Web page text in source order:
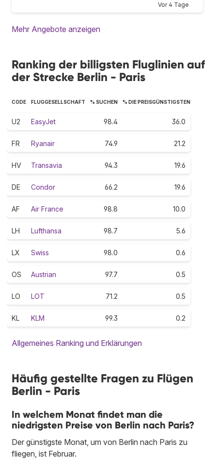
Vor 4 Tage
Mehr Angebote anzeigen
Ranking der billigsten Fluglinien auf
der Strecke Berlin - Paris
CODE FLUGGESELLSCHAFT % SUCHEN % DIE PREISGÜNSTIGSTEN
U2 EasyJet 98.4 36.0
FR Ryanair 74.9 21.2
HV Transavia 94.3 19.6
DE Condor 66.2 19.6
AF Air France 98.8 10.0
LH Lufthansa 98.7 5.6
LX Swiss 98.0 0.6
OS Austrian 97.7 0.5
LO LOT 71.2 0.5
KL KLM 99.3 0.2
Allgemeines Ranking und Erklärungen
Häufig gestellte Fragen zu Flügen
Berlin - Paris
In welchem Monat findet man die
niedrigsten Preise von Berlin nach Paris?
Der günstigste Monat, um von Berlin nach Paris zu
fliegen, ist Februar.